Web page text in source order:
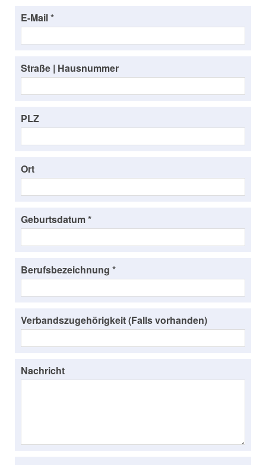
E-Mail *
Straße | Hausnummer
PLZ
Ort
Geburtsdatum *
Berufsbezeichnung *
Verbandszugehörigkeit (Falls vorhanden)
Nachricht